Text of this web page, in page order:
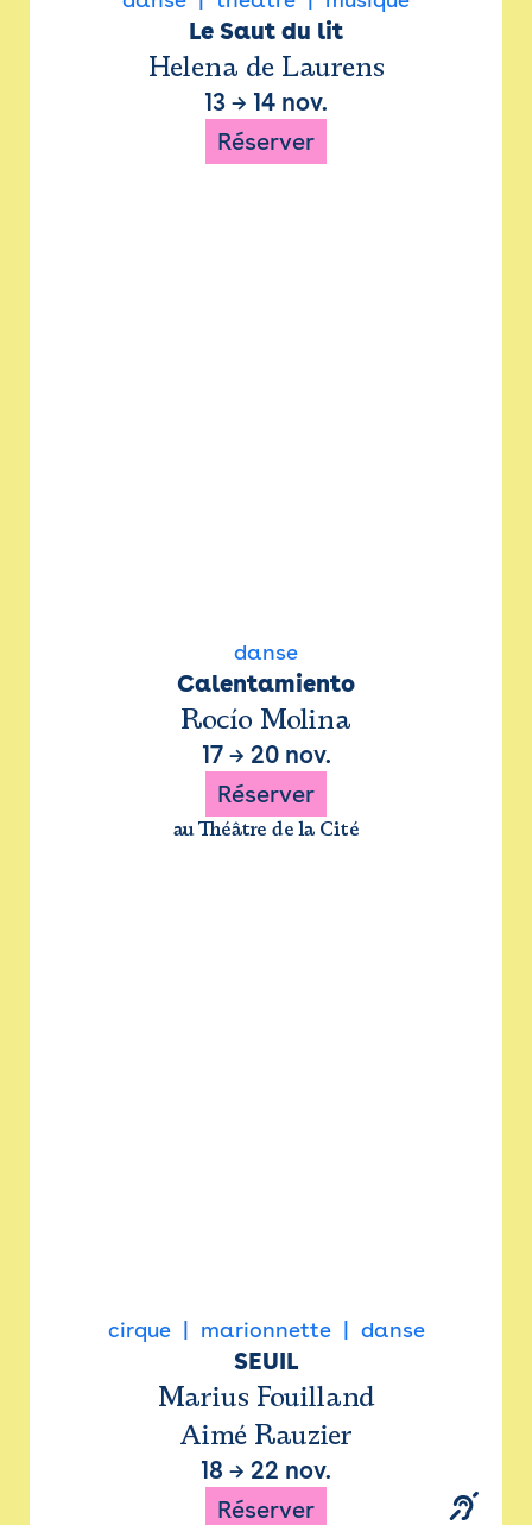
Le Saut du lit
Helena de Laurens
13 → 14 nov.
Réserver
danse
Calentamiento
Rocío Molina
17→ 20 nov.
Réserver
au Théâtre de la Cité
cirque marionnette danse
SEUIL
Marius Fouilland
Aimé Rauzier
18 → 22 nov.
Réserver